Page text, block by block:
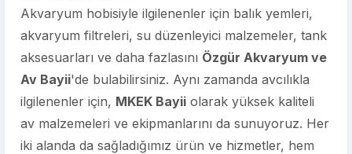
Akvaryum hobisiyle ilgilenenler için balık yemleri,
akvaryum filtreleri, su düzenleyici malzemeler, tank
aksesuarları ve daha fazlasını Özgür Akvaryum ve
Av Bayii'de bulabilirsiniz. Aynı zamanda avcılıkla
ilgilenenler için, MKEK Bayii olarak yüksek kaliteli
av malzemeleri ve ekipmanlarını da sunuyoruz. Her
iki alanda da sağladığımız ürün ve hizmetler, hem